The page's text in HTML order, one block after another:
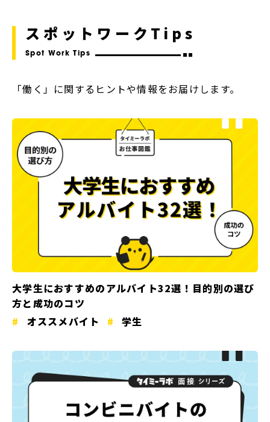
スポットワークTips
Spot Work Tips
「働く」に関するヒントや情報をお届けします。
大学生におすすめのアルバイト32選！目的別の選び
方と成功のコツ
オススメバイト
学生